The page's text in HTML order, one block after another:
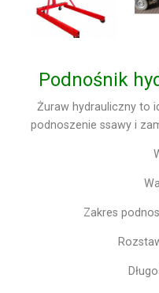
Podnośnik
Żuraw hydrauliczny to
podnoszenie ssawy i
Zakres